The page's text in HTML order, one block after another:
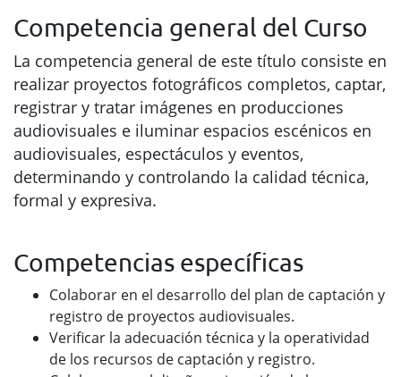
Competencia general del Curso
La competencia general de este título consiste en
realizar proyectos fotográficos completos, captar,
registrar y tratar imágenes en producciones
audiovisuales e iluminar espacios escénicos en
audiovisuales, espectáculos y eventos,
determinando y controlando la calidad técnica,
formal y expresiva.
Competencias específicas
Colaborar en el desarrollo del plan de captación y
registro de proyectos audiovisuales.
Verificar la adecuación técnica y la operatividad
de los recursos de captación y registro.